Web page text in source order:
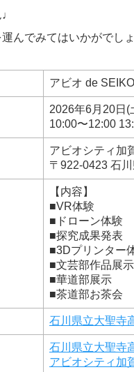
んでみてはいかがでしょ
アビオ de
2026年6月20日(
10:00〜12:00
アビオシティ加
〒922-0423 石
【内容】
■VR体験
■ドローン体験
■探究成果発表
■3Dプリンター
■文芸部作品展示
■華道部展示
■茶道部お茶会
石川県立大聖寺
石川県立大聖寺
アビオシティ加